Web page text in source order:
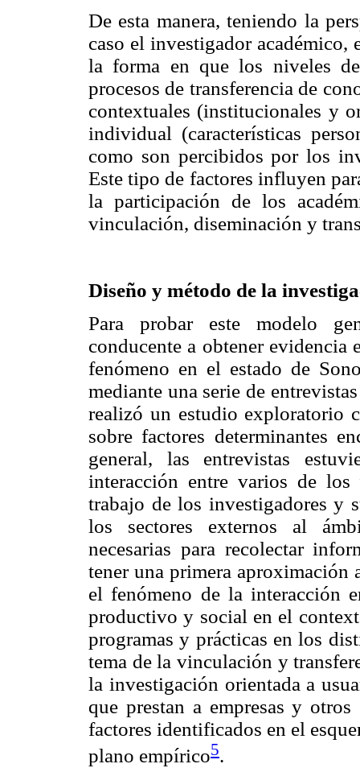
De esta manera, teniendo la
caso el investigador
la forma en que los niveles
procesos de transferencia de
contextuales (institucionales y
individual (características
como son percibidos por los
Este tipo de factores influyen
la participación de los
vinculación, diseminación y
Diseño y método de la
Para probar este modelo
conducente a obtener evidencia
fenómeno en el estado de
mediante una serie de
realizó un estudio exploratorio
sobre factores determinantes
general, las entrevistas
interacción entre varios de los
trabajo de los investigadores y
los sectores externos al
necesarias para recolectar
tener una primera aproximación
el fenómeno de la interacción
productivo y social en el
programas y prácticas en los
tema de la vinculación y
la investigación orientada a
que prestan a empresas y
factores identificados en el
plano empírico5.